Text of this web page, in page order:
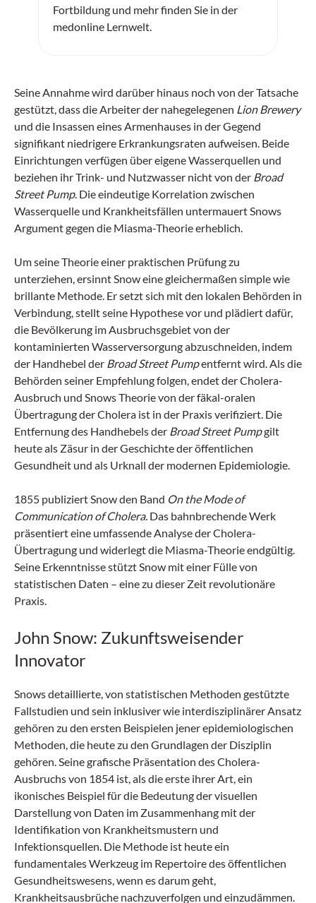
Fortbildung und mehr finden Sie in der
medonline Lernwelt.
Seine Annahme wird darüber hinaus noch von der Tatsache
gestützt, dass die Arbeiter der nahegelegenen Lion Brewery
und die Insassen eines Armenhauses in der Gegend
signifikant niedrigere Erkrankungsraten aufweisen. Beide
Einrichtungen verfügen über eigene Wasserquellen und
beziehen ihr Trink- und Nutzwasser nicht von der Broad
Street Pump. Die eindeutige Korrelation zwischen
Wasserquelle und Krankheitsfällen untermauert Snows
Argument gegen die Miasma-Theorie erheblich.
Um seine Theorie einer praktischen Prüfung zu
unterziehen, ersinnt Snow eine gleichermaßen simple wie
brillante Methode. Er setzt sich mit den lokalen Behörden in
Verbindung, stellt seine Hypothese vor und plädiert dafür,
die Bevölkerung im Ausbruchsgebiet von der
kontaminierten Wasserversorgung abzuschneiden, indem
der Handhebel der Broad Street Pumpentfernt wird. Als die
Behörden seiner Empfehlung folgen, endet der Cholera-
Ausbruch und Snows Theorie von der fäkal-oralen
Übertragung der Cholera ist in der Praxis verifiziert. Die
Entfernung des Handhebels der Broad Street Pumpgilt
heute als Zäsur in der Geschichte der öffentlichen
Gesundheit und als Urknall der modernen Epidemiologie.
1855 publiziert Snow den Band On the Mode of
Communication of Cholera. Das bahnbrechende Werk
präsentiert eine umfassende Analyse der Cholera-
Übertragung und widerlegt die Miasma-Theorie endgültig.
Seine Erkenntnisse stützt Snow mit einer Fülle von
statistischen Daten – eine zu dieser Zeit revolutionäre
Praxis.
John Snow: Zukunftsweisender
Innovator
Snows detaillierte, von statistischen Methoden gestützte
Fallstudien und sein inklusiver wie interdisziplinärer Ansatz
gehören zu den ersten Beispielen jener epidemiologischen
Methoden, die heute zu den Grundlagen der Disziplin
gehören. Seine grafische Präsentation des Cholera-
Ausbruchs von 1854 ist, als die erste ihrer Art, ein
ikonisches Beispiel für die Bedeutung der visuellen
Darstellung von Daten im Zusammenhang mit der
Identifikation von Krankheitsmustern und
Infektionsquellen. Die Methode ist heute ein
fundamentales Werkzeug im Repertoire des öffentlichen
Gesundheitswesens, wenn es darum geht,
Krankheitsausbrüche nachzuverfolgen und einzudämmen.